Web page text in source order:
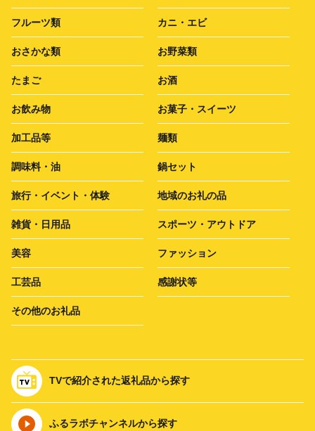
フルーツ類 カニ・エビ
おさかな類 お野菜類
たまご お酒
お飲み物 お菓子・スイーツ
加工品等 麺類
調味料・油 鍋セット
旅行・イベント・体験 地域のお礼の品
雑貨・日用品 スポーツ・アウトドア
美容 ファッション
工芸品 感謝状等
その他のお礼品
TVで紹介された返礼品から探す
ふるラボチャンネルから探す